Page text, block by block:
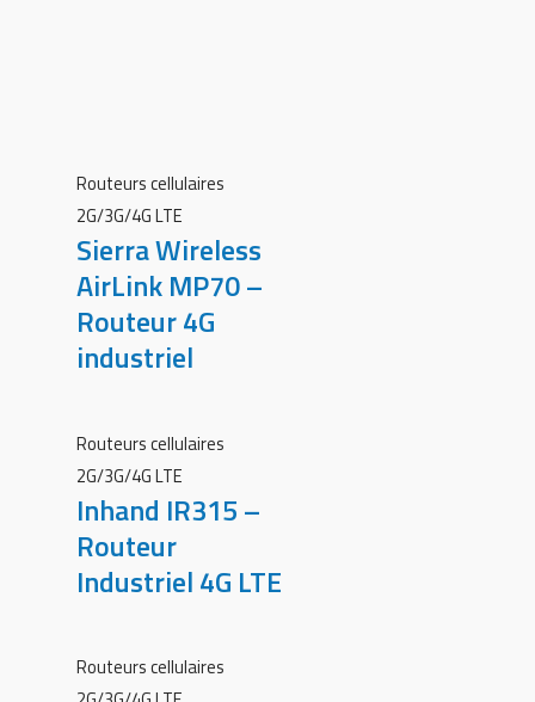
Routeurs cellulaires
2G/3G/4G LTE
Sierra Wireless
AirLink MP70 –
Routeur 4G
industriel
Routeurs cellulaires
2G/3G/4G LTE
Inhand IR315 –
Routeur
Industriel 4G LTE
Routeurs cellulaires